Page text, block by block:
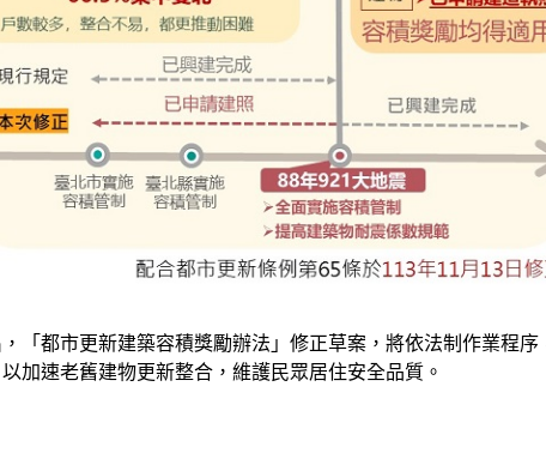
「都市更新建築容積獎勵辦法」修正草案，將依法制作業程序
加速老舊建物更新整合，維護民眾居住安全品質。